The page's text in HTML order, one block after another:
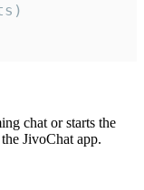
chat or starts the
JivoChat app.